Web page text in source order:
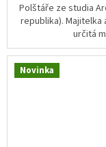
Polštáře ze studia
republika). Majitelka
určitá
Novinka